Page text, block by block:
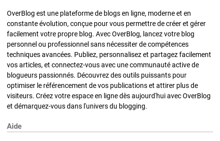
OverBlog est une plateforme de blogs en ligne, moderne et en
constante évolution, conçue pour vous permettre de créer et gérer
facilement votre propre blog. Avec OverBlog, lancez votre blog
personnel ou professionnel sans nécessiter de compétences
techniques avancées. Publiez, personnalisez et partagez facilement
vos articles, et connectez-vous avec une communauté active de
blogueurs passionnés. Découvrez des outils puissants pour
optimiser le référencement de vos publications et attirer plus de
visiteurs. Créez votre espace en ligne dès aujourd'hui avec OverBlog
et démarquez-vous dans l'univers du blogging.
Aide